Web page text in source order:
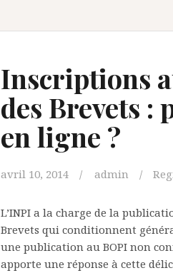
Inscriptions
des Brevets :
en ligne ?
avril 10, 2014 admin
L’INPI a la charge de la
Brevets qui conditionnent
une publication au BOPI non
apporte une réponse à cette